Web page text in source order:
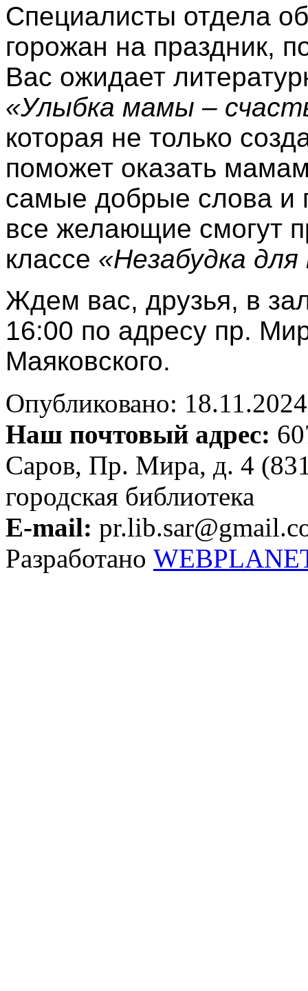
Специалисты отдела
горожан на праздник,
Вас ожидает
«Улыбка мамы –
которая не только
поможет оказать
самые добрые слова и
все желающие смогут
классе «Незабудка
Ждем вас, друзья, в
16:00 по адресу пр.
Маяковского.
Опубликовано:
Наш почтовый адрес:
Саров, Пр. Мира, д. 4
городская библиотека
E-mail:
Разработано